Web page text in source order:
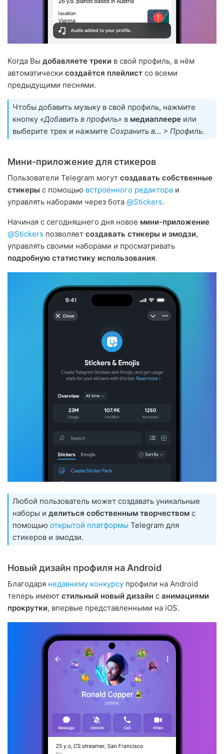
Когда Вы добавляете треки в свой профиль, в нём
автоматически создаётся плейлист со всеми
предыдущими песнями.
Чтобы добавить музыку в свой профиль, нажмите
кнопку «Добавить в профиль» в медиаплеере или
выберите трек и нажмите Сохранить в… > Профиль.
Мини-приложение для стикеров
Пользователи Telegram могут создавать собственные
стикеры с помощью встроенного редактора и
управлять наборами через бота @Stickers.
Начиная с сегодняшнего дня новое мини-приложение
@Stickers позволяет создавать стикеры и эмодзи,
управлять своими наборами и просматривать
подробную статистику использования.
Любой пользователь может создавать уникальные
наборы и делиться собственным творчеством с
помощью открытой платформы Telegram для
стикеров и эмодзи.
Новый дизайн профиля на Android
Благодаря недавнему конкурсу профили на Android
теперь имеют стильный новый дизайн с анимациями
прокрутки, впервые представленными на iOS.